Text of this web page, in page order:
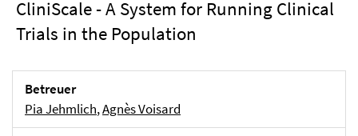
CliniScale - A System for Running Clinical
Trials in the Population
Betreuer
Pia Jehmlich,Agnès Voisard